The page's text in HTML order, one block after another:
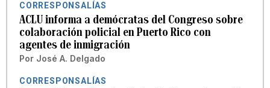
CORRESPONSALÍAS
ACLU informa a demócratas del Congreso sobre
colaboración policial en Puerto Rico con
agentes de inmigración
Por José A. Delgado
CORRESPONSALÍAS